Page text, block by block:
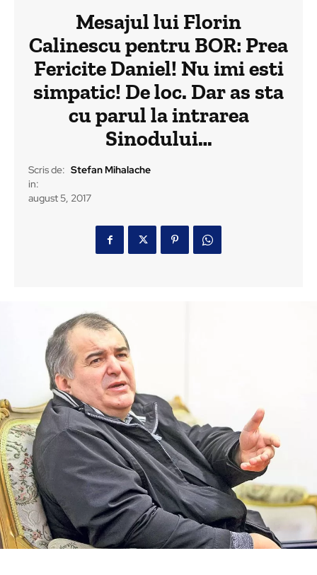
Mesajul lui Florin
Calinescu pentru BOR: Prea
Fericite Daniel! Nu imi esti
simpatic! De loc. Dar as sta
cu parul la intrarea
Sinodului…
Scris de: Stefan Mihalache
in:
august 5, 2017